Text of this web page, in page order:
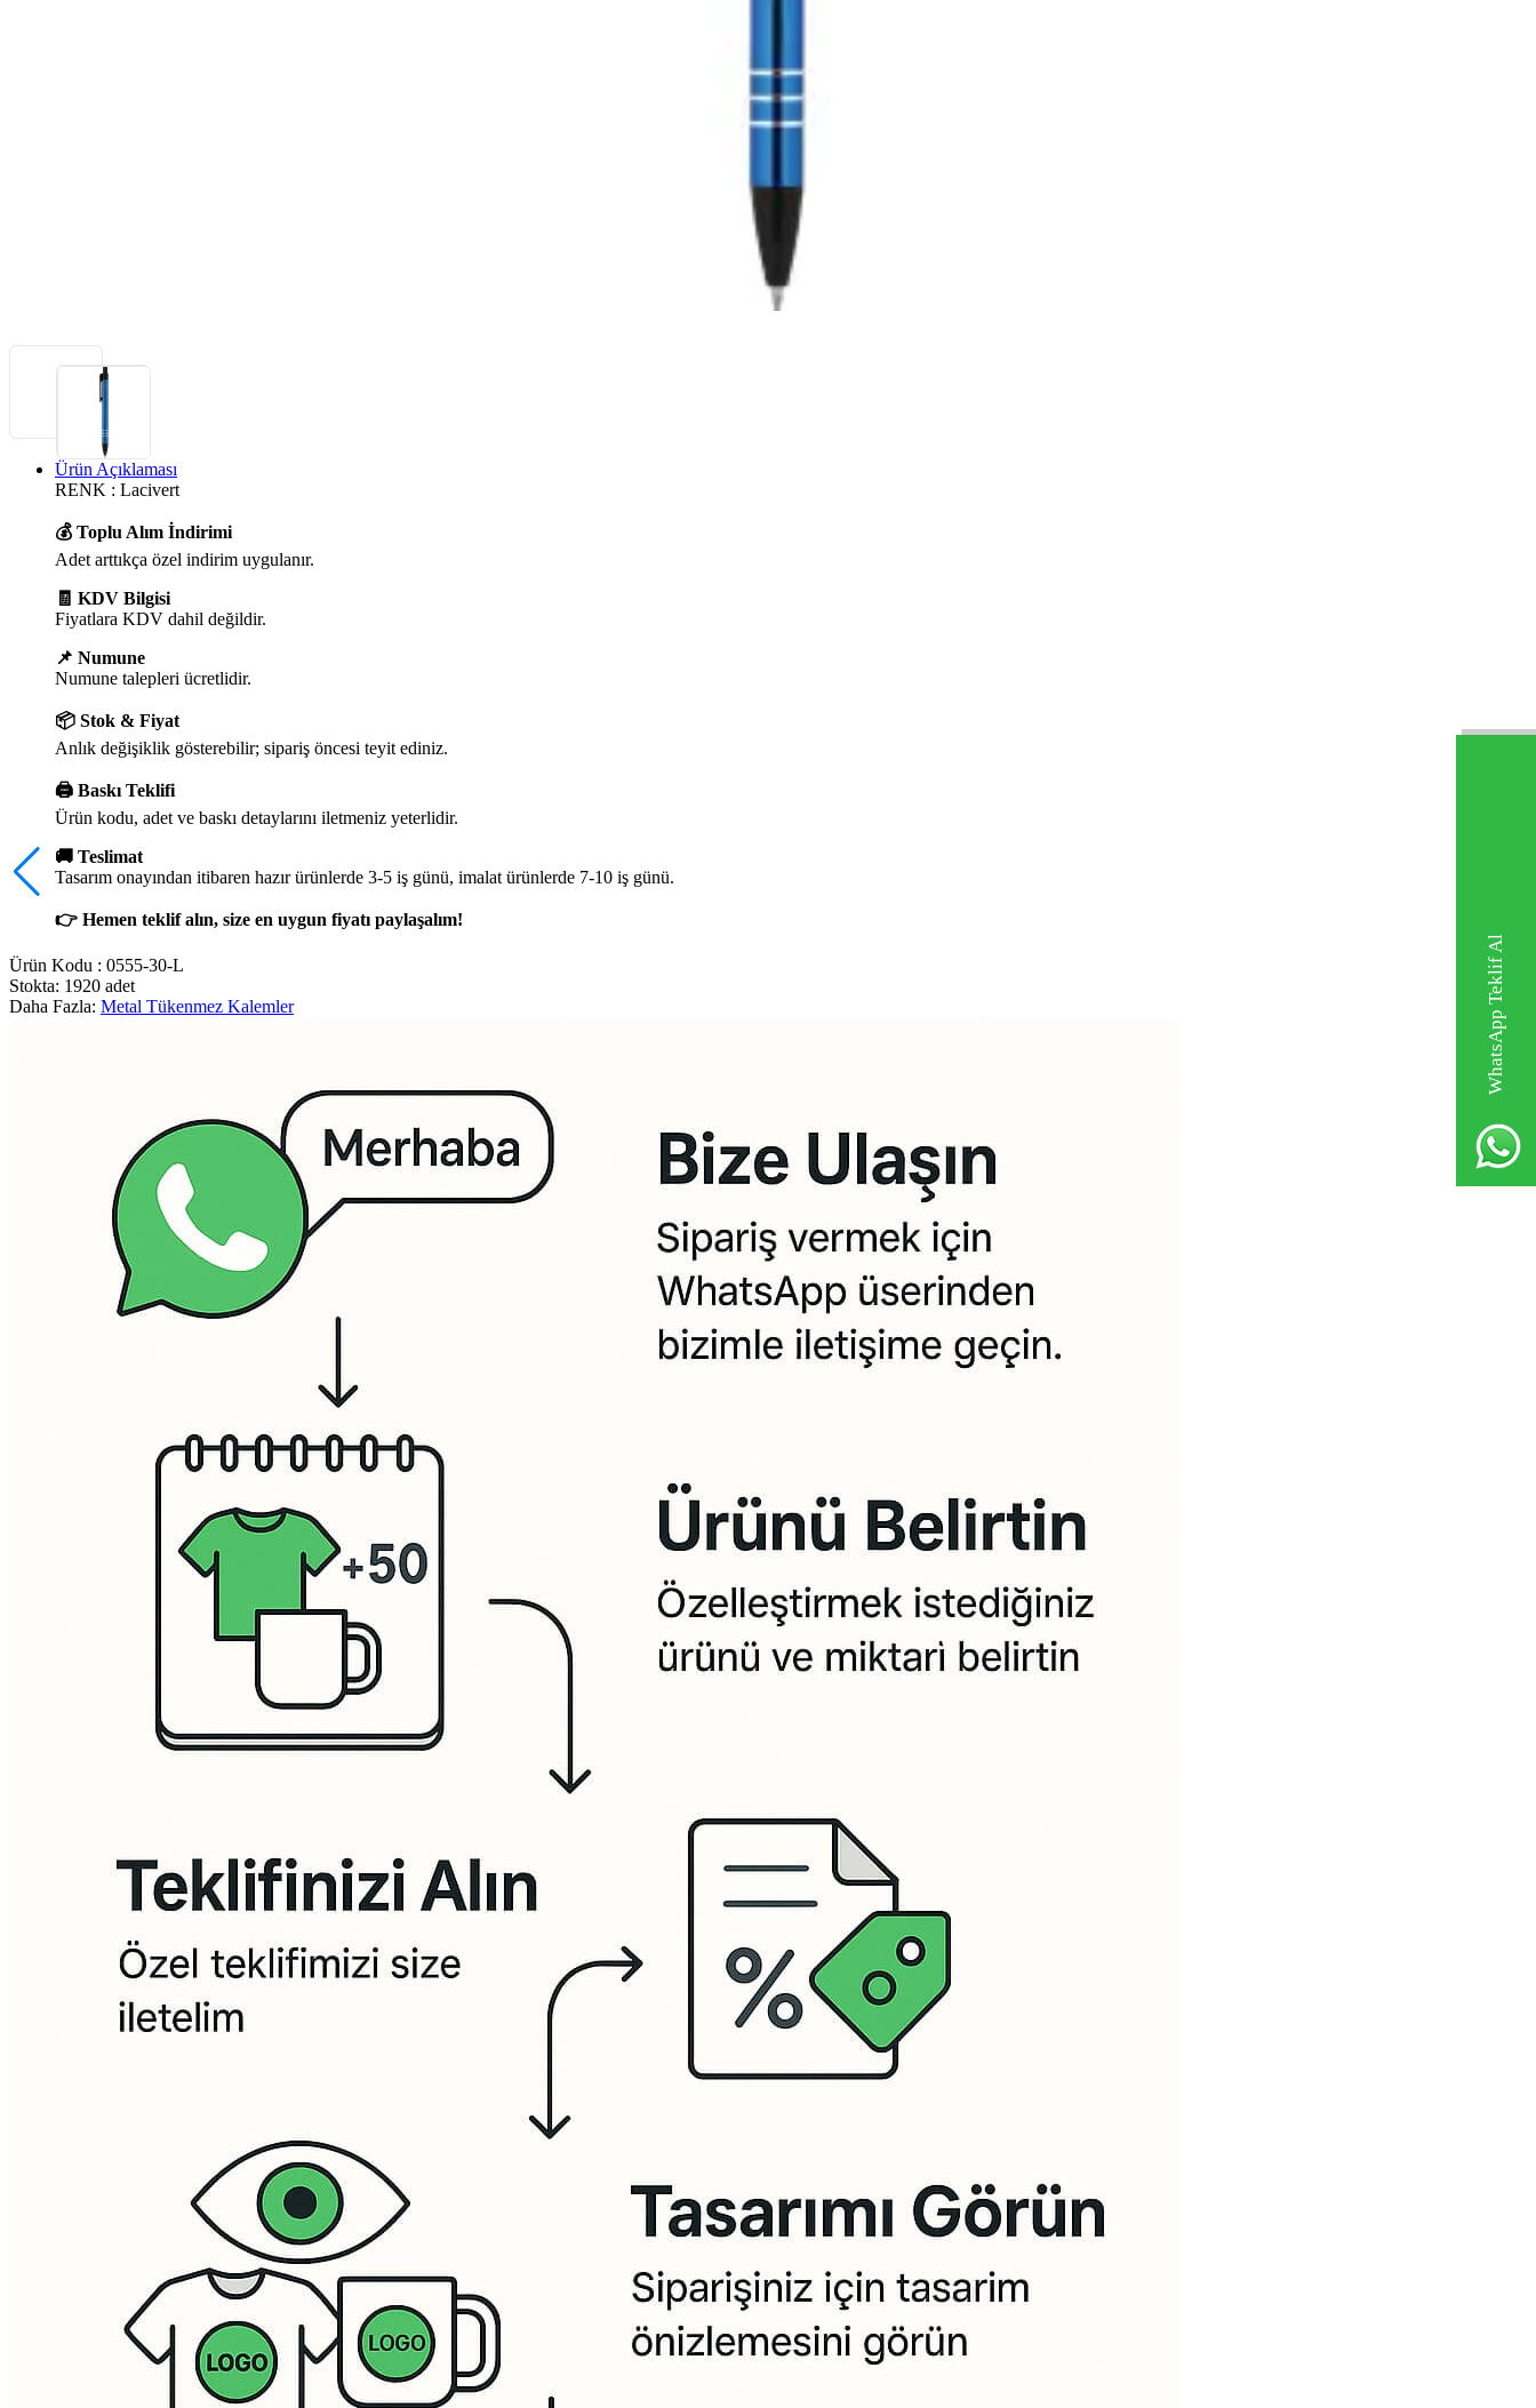
WhatsApp Teklif Al
Ürün Açıklaması
RENK : Lacivert
💰 Toplu Alım İndirimi
Adet arttıkça özel indirim uygulanır.
🧾 KDV Bilgisi
Fiyatlara KDV dahil değildir.
📌 Numune
Numune talepleri ücretlidir.
📦 Stok & Fiyat
Anlık değişiklik gösterebilir; sipariş öncesi teyit ediniz.
🖨️ Baskı Teklifi
Ürün kodu, adet ve baskı detaylarını iletmeniz yeterlidir.
🚚 Teslimat
Tasarım onayından itibaren hazır ürünlerde 3-5 iş günü, imalat ürünlerde 7-10 iş günü.
👉 Hemen teklif alın, size en uygun fiyatı paylaşalım!
Ürün Kodu : 0555-30-L
Stokta: 1920 adet
Daha Fazla: Metal Tükenmez Kalemler